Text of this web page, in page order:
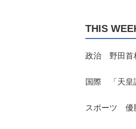
THIS
政治 野田首
国際 「天皇
スポーツ 優